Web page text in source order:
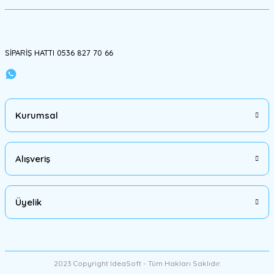
SİPARİŞ HATTI 0536 827 70 66
Kurumsal
Alışveriş
Üyelik
2023 Copyright IdeaSoft - Tüm Hakları Saklıdır.